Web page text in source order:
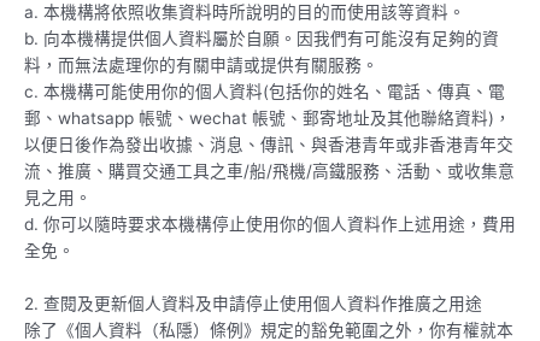
a. 本機構將依照收集資料時所說明的目的而使用該等資料。
b. 向本機構提供個人資料屬於自願。因我們有可能沒有足夠的資
料，而無法處理你的有關申請或提供有關服務。
c. 本機構可能使用你的個人資料(包括你的姓名、電話、傳真、電
郵、whatsapp 帳號、wechat 帳號、郵寄地址及其他聯絡資料)，
以便日後作為發出收據、消息、傳訊、與香港青年或非香港青年交
流、推廣、購買交通工具之車/船/飛機/高鐵服務、活動、或收集意
見之用。
d. 你可以隨時要求本機構停止使用你的個人資料作上述用途，費用
全免。
2. 查閱及更新個人資料及申請停止使用個人資料作推廣之用途
除了《個人資料（私隱）條例》規定的豁免範圍之外，你有權就本